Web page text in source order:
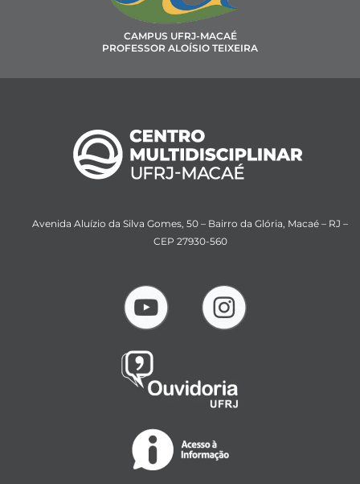
CAMPUS UFRJ-MACAÉ
PROFESSOR ALOÍSIO TEIXEIRA
Avenida Aluízio da Silva Gomes, 50 – Bairro da Glória, Macaé – RJ –
CEP 27930-560